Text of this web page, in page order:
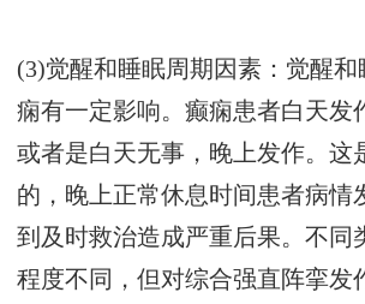
(3)觉醒和睡眠周期因素：觉醒和
痫有一定影响。癫痫患者白天发
或者是白天无事，晚上发作。这
的，晚上正常休息时间患者病情
到及时救治造成严重后果。不同
程度不同，但对综合强直阵挛发